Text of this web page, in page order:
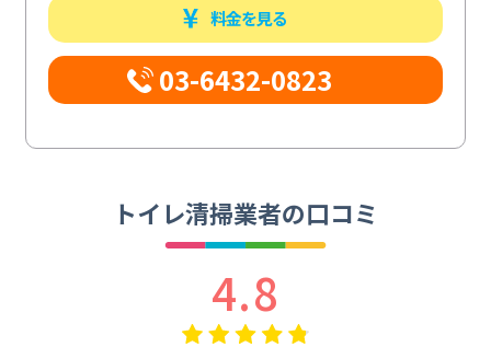
料金を見る
03-6432-0823
トイレ清掃業者の口コミ
4.8